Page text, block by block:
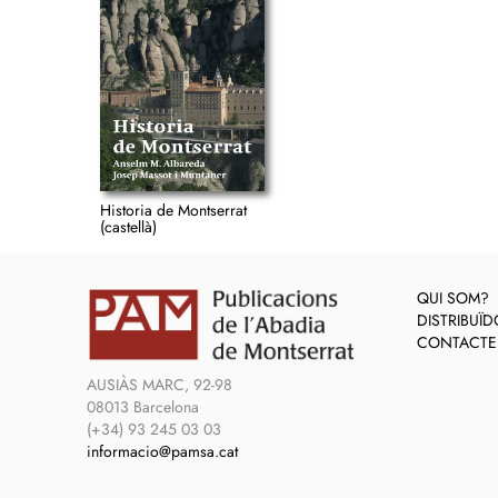
Historia de Montserrat
(castellà)
AUSIÀS MARC, 92-98
08013 Barcelona
(+34) 93 245 03 03
informacio@pamsa.cat
QUI SOM?
CONTACTE